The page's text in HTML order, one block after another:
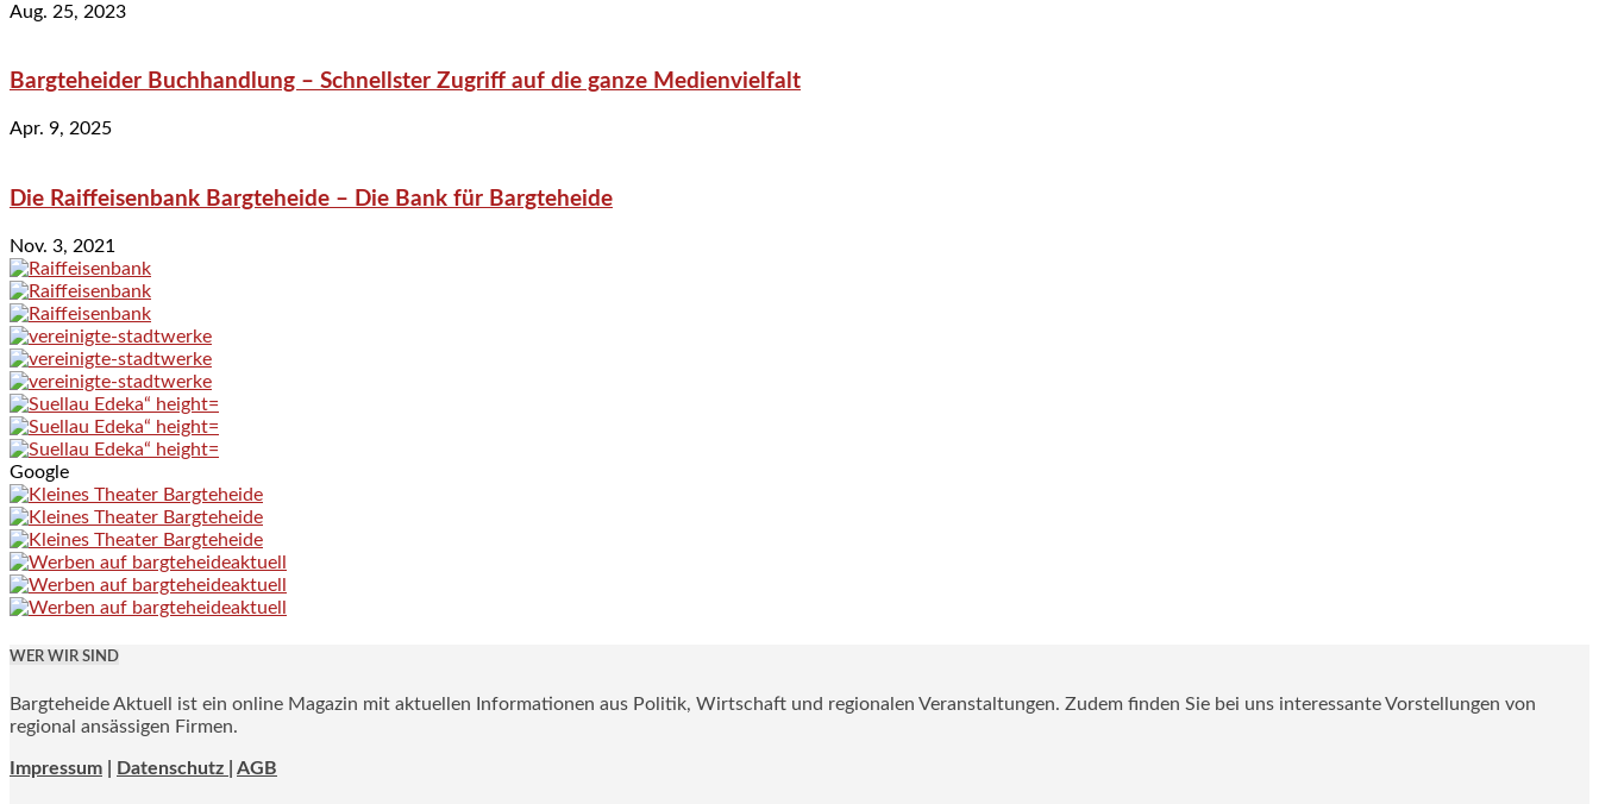
Aug. 25, 2023
Bargteheider Buchhandlung – Schnellster Zugriff auf die ganze Medienvielfalt
Apr. 9, 2025
Die Raiffeisenbank Bargteheide – Die Bank für Bargteheide
Nov. 3, 2021
Google
WER WIR SIND
Bargteheide Aktuell ist ein online Magazin mit aktuellen Informationen aus Politik, Wirtschaft und regionalen Veranstaltungen. Zudem finden Sie bei uns interessante Vorstellungen von
regional ansässigen Firmen.
Impressum Datenschutz | AGB